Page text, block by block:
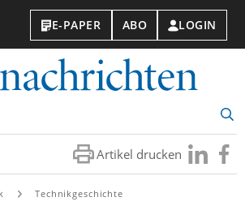
E-PAPER ABO LOGIN
Artikel drucken Besuchen
Sie
Sie
Technikgeschichte